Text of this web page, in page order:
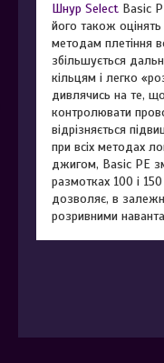
Шнур Select Basic
його також
методам плетіння
збільшується
кільцям і легко
дивлячись на те,
контролювати
відрізняється
при всіх методах
джигом, Basic PE
размотках 100 і
дозволяє, в
розривними